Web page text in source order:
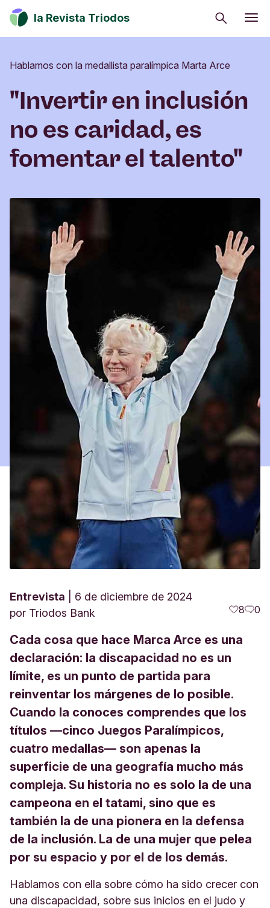
la Revista Triodos Buscar
Suscribirme
cómo influir en positivo en la sociedad, la cultura
Consumo consciente
Estrategia climática
Iniciativas sociales
Inversión de impacto
Hablamos con la medallista paralímpica Marta Arce
"Invertir en inclusión
no es caridad, es
fomentar el talento"
Entrevista
6 de diciembre de 2024
por Triodos Bank 8 0
Cada cosa que hace Marca Arce es una
declaración: la discapacidad no es un
límite, es un punto de partida para
reinventar los márgenes de lo posible.
Cuando la conoces comprendes que los
títulos —cinco Juegos Paralímpicos,
cuatro medallas— son apenas la
superficie de una geografía mucho más
compleja. Su historia no es solo la de una
campeona en el tatami, sino que es
también la de una pionera en la defensa
de la inclusión. La de una mujer que pelea
por su espacio y por el de los demás.
Hablamos con ella sobre cómo ha sido crecer con
una discapacidad, sobre sus inicios en el judo y